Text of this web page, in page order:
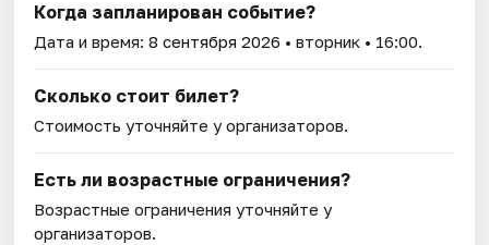
Когда запланирован событие?
Дата и время:8 сентября 2026 • вторник • 16:00.
Сколько стоит билет?
Стоимость уточняйте у организаторов.
Есть ли возрастные ограничения?
Возрастные ограничения уточняйте у
организаторов.